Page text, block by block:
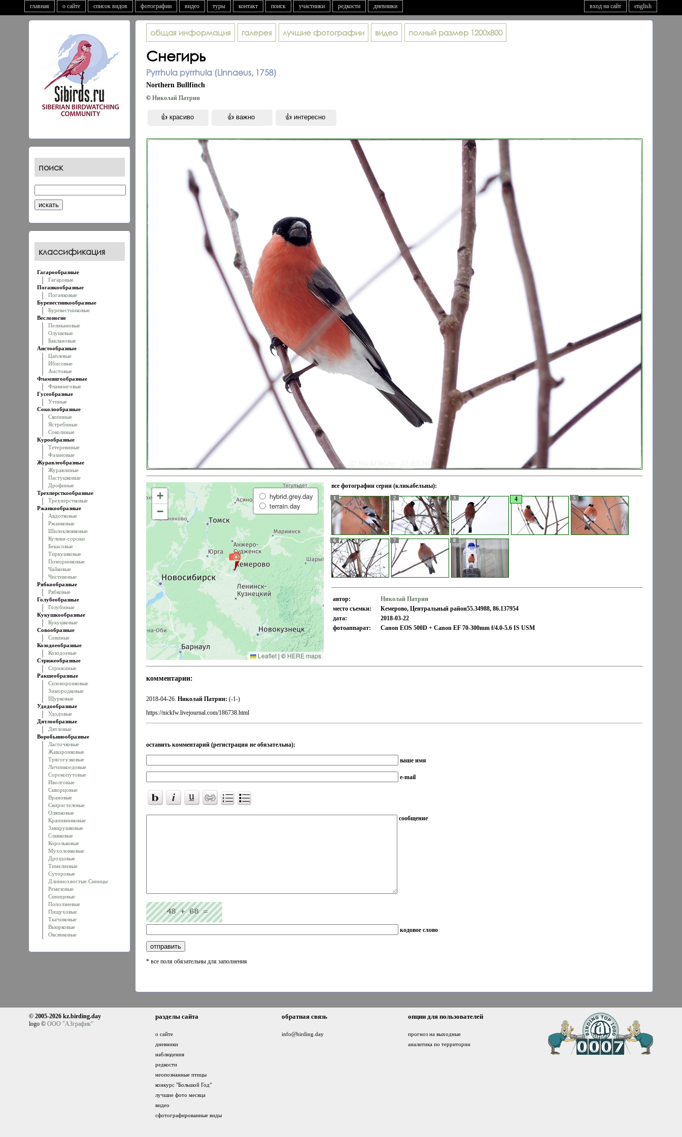
главная о сайте список видов фотографии видео туры контакт поиск участники редкости дневники english
вход на сайт
поиск
классификация
Гагарообразные
Гагаровые
Поганкообразные
Поганковые
Буревестникообразные
Буревестниковые
Веслоногие
Пеликановые
Олушевые
Баклановые
Аистообразные
Цаплевые
Ибисовые
Аистовые
Фламингообразные
Фламинговые
Гусеобразные
Утиные
Соколообразные
Скопиные
Ястребиные
Соколиные
Курообразные
Тетеревиные
Фазановые
Журавлеобразные
Журавлиные
Пастушковые
Дрофиные
Трехперсткообразные
Трехперстковые
Ржанкообразные
Авдотковые
Ржанковые
Шилоклювковые
Кулики-сороки
Бекасовые
Тиркушковые
Поморниковые
Чайковые
Чистиковые
Рябкообразные
Рябковые
Голубеобразные
Голубиные
Кукушкообразные
Кукушковые
Совообразные
Совиные
Козодоеобразные
Козодоевые
Стрижеобразные
Стрижиные
Ракшеобразные
Сизоворонковые
Зимородковые
Щурковые
Удодообразные
Удодовые
Дятлообразные
Дятловые
Воробьинообразные
Ласточковые
Жаворонковые
Трясогузковые
Личинкоедовые
Сорокопутовые
Иволговые
Скворцовые
Врановые
Свиристелевые
Оляпковые
Крапивниковые
Завирушковые
Славковые
Корольковые
Мухоловковые
Дроздовые
Тимелиевые
Суторовые
Длиннохвостые Синицы
Ремезовые
Синицевые
Поползневые
Пищуховые
Ткачиковые
Вьюрковые
Овсянковые
общая информация галерея лучшие фотографии видео полный размер 1200x800
Снегирь
Pyrrhula pyrrhula (Linnaeus, 1758)
Northern Bullfinch
© Николай Патрин
+
−
hybrid.grey.day
terrain.day
Leaflet | © HERE maps
все фотографии серии (кликабельны):
1 2 3 4 5
6 7 8
автор:
Николай Патрин
место съемки:
Кемерово, Центральный район55.34988, 86.137954
дата:
2018-03-22
фотоаппарат:
Canon EOS 500D + Canon EF 70-300mm f/4.0-5.6 IS USM
комментарии:
2018-04-26. Николай Патрин: (-1-)
https://nickfw.livejournal.com/186738.html
оставить комментарий (регистрация не обязательна):
ваше имя
e-mail
сообщение
кодовое слово
* все поля обязательны для заполнения
© 2005-2026 kz.birding.day
logo © ООО "АЗграфик"
разделы сайта
о сайте
дневники
наблюдения
редкости
неопознанные птицы
конкурс "Большой Год"
лучшие фото месяца
видео
сфотографированные виды
обратная связь
info@birding.day
опции для пользователей
прогноз на выходные
аналитика по территории